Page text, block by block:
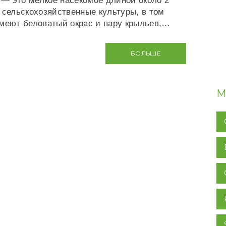
культуры, в том
беловатый окрас и пару крыльев,…
БОЛЬШЕ